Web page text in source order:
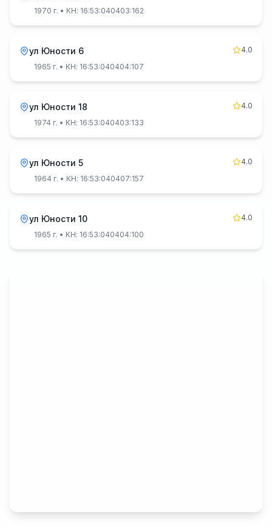
1970 г. • КН: 16:53:040403:162
ул Юности 6
4.0
1965 г. • КН: 16:53:040404:107
ул Юности 18
4.0
1974 г. • КН: 16:53:040403:133
ул Юности 5
4.0
1964 г. • КН: 16:53:040407:157
ул Юности 10
4.0
1965 г. • КН: 16:53:040404:100